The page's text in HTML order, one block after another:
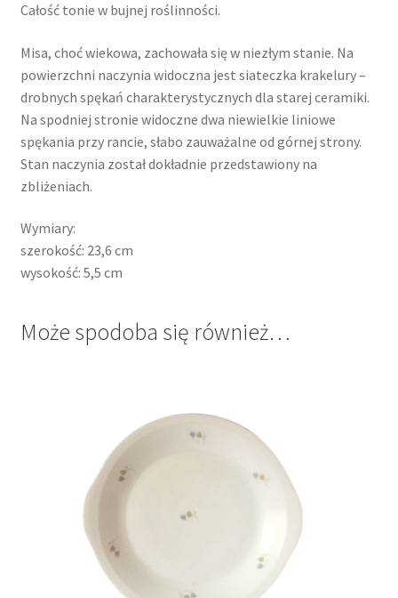
Całość tonie w bujnej roślinności.
Misa, choć wiekowa, zachowała się w niezłym stanie. Na
powierzchni naczynia widoczna jest siateczka krakelury –
drobnych spękań charakterystycznych dla starej ceramiki.
Na spodniej stronie widoczne dwa niewielkie liniowe
spękania przy rancie, słabo zauważalne od górnej strony.
Stan naczynia został dokładnie przedstawiony na
zbliżeniach.
Wymiary:
szerokość: 23,6 cm
wysokość: 5,5 cm
Może spodoba się również…